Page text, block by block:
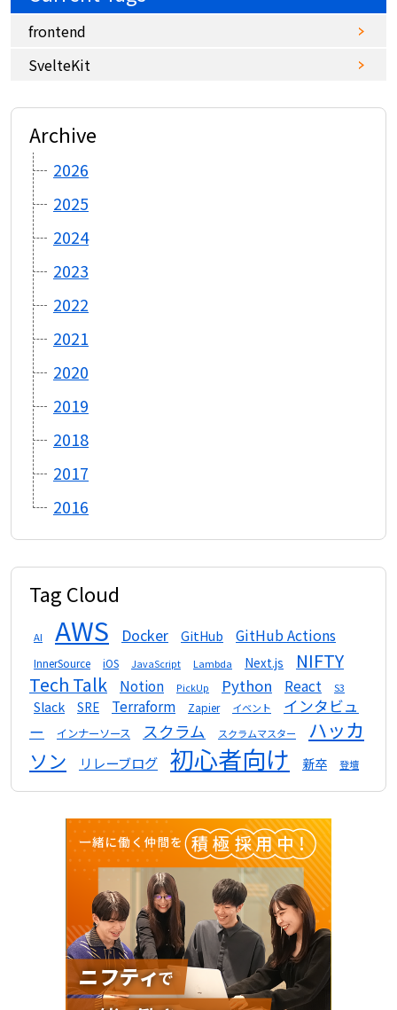
frontend
SvelteKit
Archive
2026
2025
2024
2023
2022
2021
2020
2019
2018
2017
2016
Tag Cloud
AI AWS Docker GitHub GitHub Actions
InnerSource iOS JavaScript Lambda Next.js
NIFTY
Tech Talk
Notion PickUp Python React S3
Slack SRE Terraform Zapier イベント
インタビュ
ー
インナーソース スクラム スクラムマスター
ハッカ
ソン
リレーブログ 初心者向け 新卒 登壇